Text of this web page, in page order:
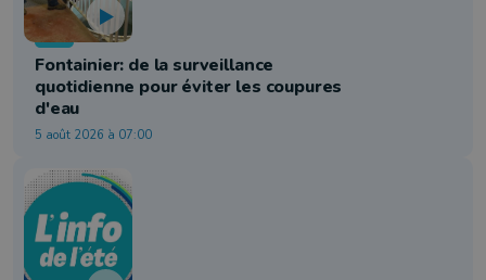
Info
Fontainier: de la surveillance
quotidienne pour éviter les coupures
d'eau
5 août 2026 à 07:00